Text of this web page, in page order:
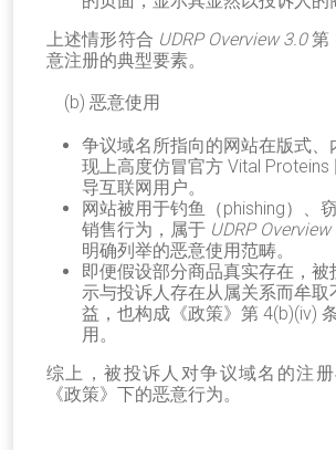
上述情形符合 UDRP Overview 3.0第
意注册的典型要素。
(b) 恶意使用
争议域名所指向的网站在版式、
现上高度仿冒官方 Vital Proteins
导互联网用户。
网站被用于钓鱼（phishing）、
销售行为，属于 UDRP Overview
明确列举的恶意使用范畴。
即便假设部分商品真实存在，被
示与投诉人存在从属关系而牟取
益，也构成《政策》第 4(b)(iv)
用。
综上，被投诉人对争议域名的注
《政策》下的恶意行为。